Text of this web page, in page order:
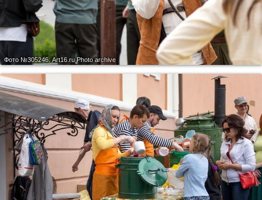
Фото №305246. Art16.ru Photo archive